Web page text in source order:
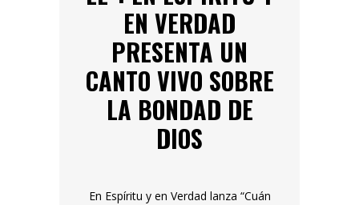
EN VERDAD
PRESENTA UN
CANTO VIVO SOBRE
LA BONDAD DE
DIOS
En Espíritu y en Verdad lanza “Cuán